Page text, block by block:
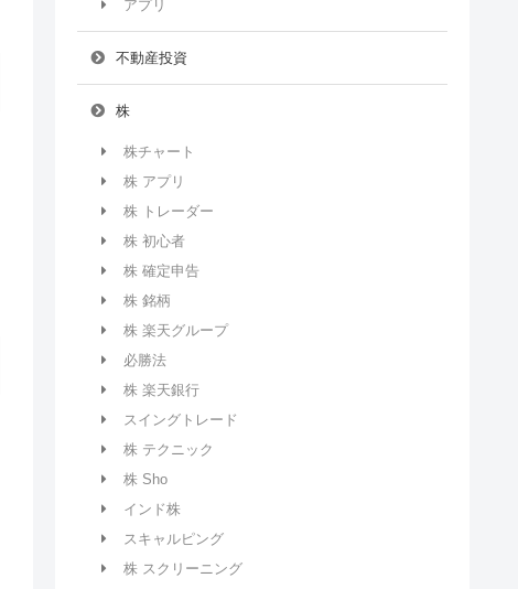
アプリ
不動産投資
株
株チャート
株 アプリ
株 トレーダー
株 初心者
株 確定申告
株 銘柄
株 楽天グループ
必勝法
株 楽天銀行
スイングトレード
株 テクニック
株 Sho
インド株
スキャルピング
株 スクリーニング